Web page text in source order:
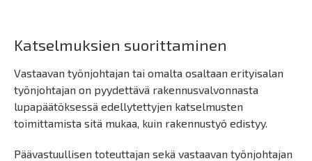
Katselmuksien suorittaminen
Vastaavan työnjohtajan tai omalta osaltaan erityisalan
työnjohtajan on pyydettävä rakennusvalvonnasta
lupapäätöksessä edellytettyjen katselmusten
toimittamista sitä mukaa, kuin rakennustyö edistyy.
Päävastuullisen toteuttajan sekä vastaavan työnjohtajan